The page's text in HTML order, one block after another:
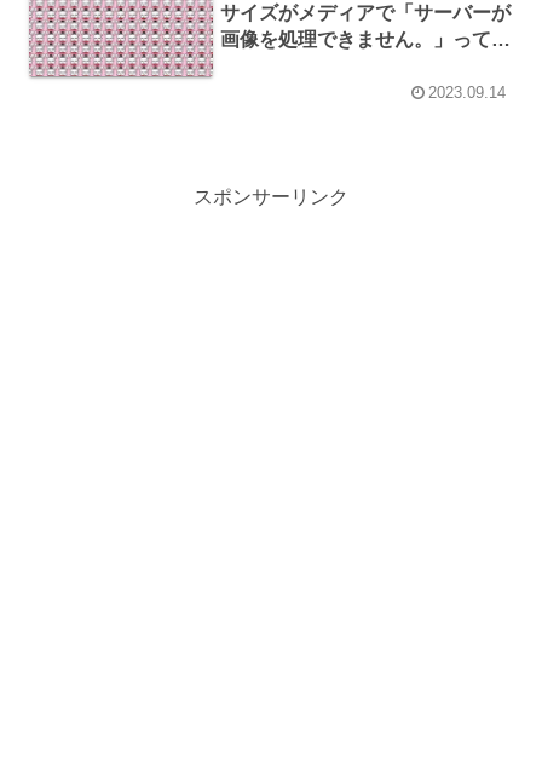
サイズがメディアで「サーバーが
画像を処理できません。」って出
2023.09.14
スポンサーリンク